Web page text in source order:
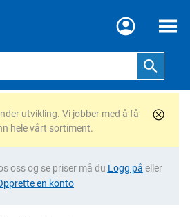
Meny
utvikling. Vi jobber med å få
hele vårt sortiment.
oss og se priser må du Logg på eller
en konto